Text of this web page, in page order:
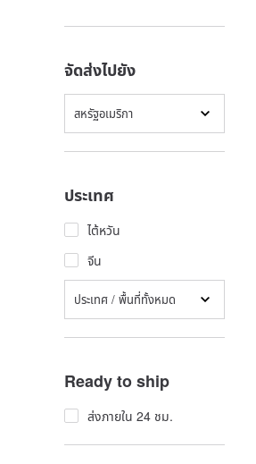
จัดส่งไปยัง
สหรัฐอเมริกา
ประเทศ
ไต้หวัน
จีน
ประเทศ / พื้นที่ทั้งหมด
Ready to ship
ส่งภายใน 24 ชม.